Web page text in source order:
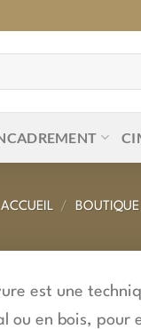
ACCUEIL / BOUTIQUE
est une
ou en bois, pour